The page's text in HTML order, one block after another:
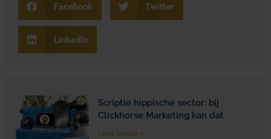
Facebook Twitter
LinkedIn
Scriptie hippische sector: bij
Clickhorse Marketing kan dat
Lees verder »